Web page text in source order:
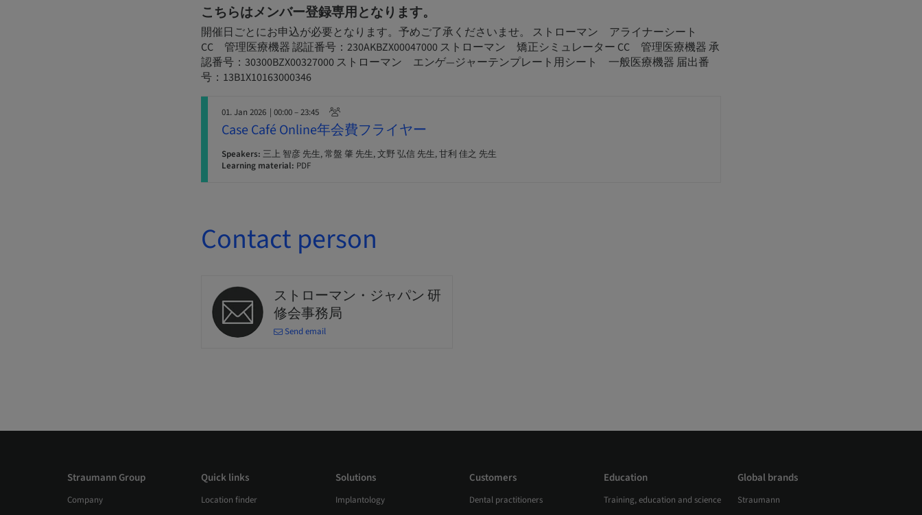
こちらはメンバー登録専用となります。
開催日ごとにお申込が必要となります。予めご了承くださいませ。 ストローマン アライナーシート
CC 管理医療機器 認証番号：230AKBZX00047000 ストローマン 矯正シミュレーター CC 管理医療機器 承
認番号：30300BZX00327000 ストローマン エンゲ―ジャーテンプレート用シート 一般医療機器 届出番
号：13B1X10163000346
01. Jan 2026 | 00:00 – 23:45
Case Café Online年会費フライヤー
Speakers: 三上 智彦 先生, 常盤 肇 先生, 文野 弘信 先生, 甘利 佳之 先生
Learning material: PDF
Contact person
ストローマン・ジャパン 研
修会事務局
Send email
Straumann Group
Company
Quick links
Location finder
Solutions
Implantology
Customers
Dental practitioners
Education
Training, education and science
Global brands
Straumann